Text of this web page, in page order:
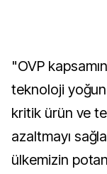
"OVP
teknoloji yoğun
kritik ürün ve
azaltmayı
ülkemizin